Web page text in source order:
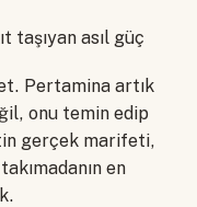
taşıyan asıl güç
Pertamina artık
onu temin edip
gerçek marifeti,
en